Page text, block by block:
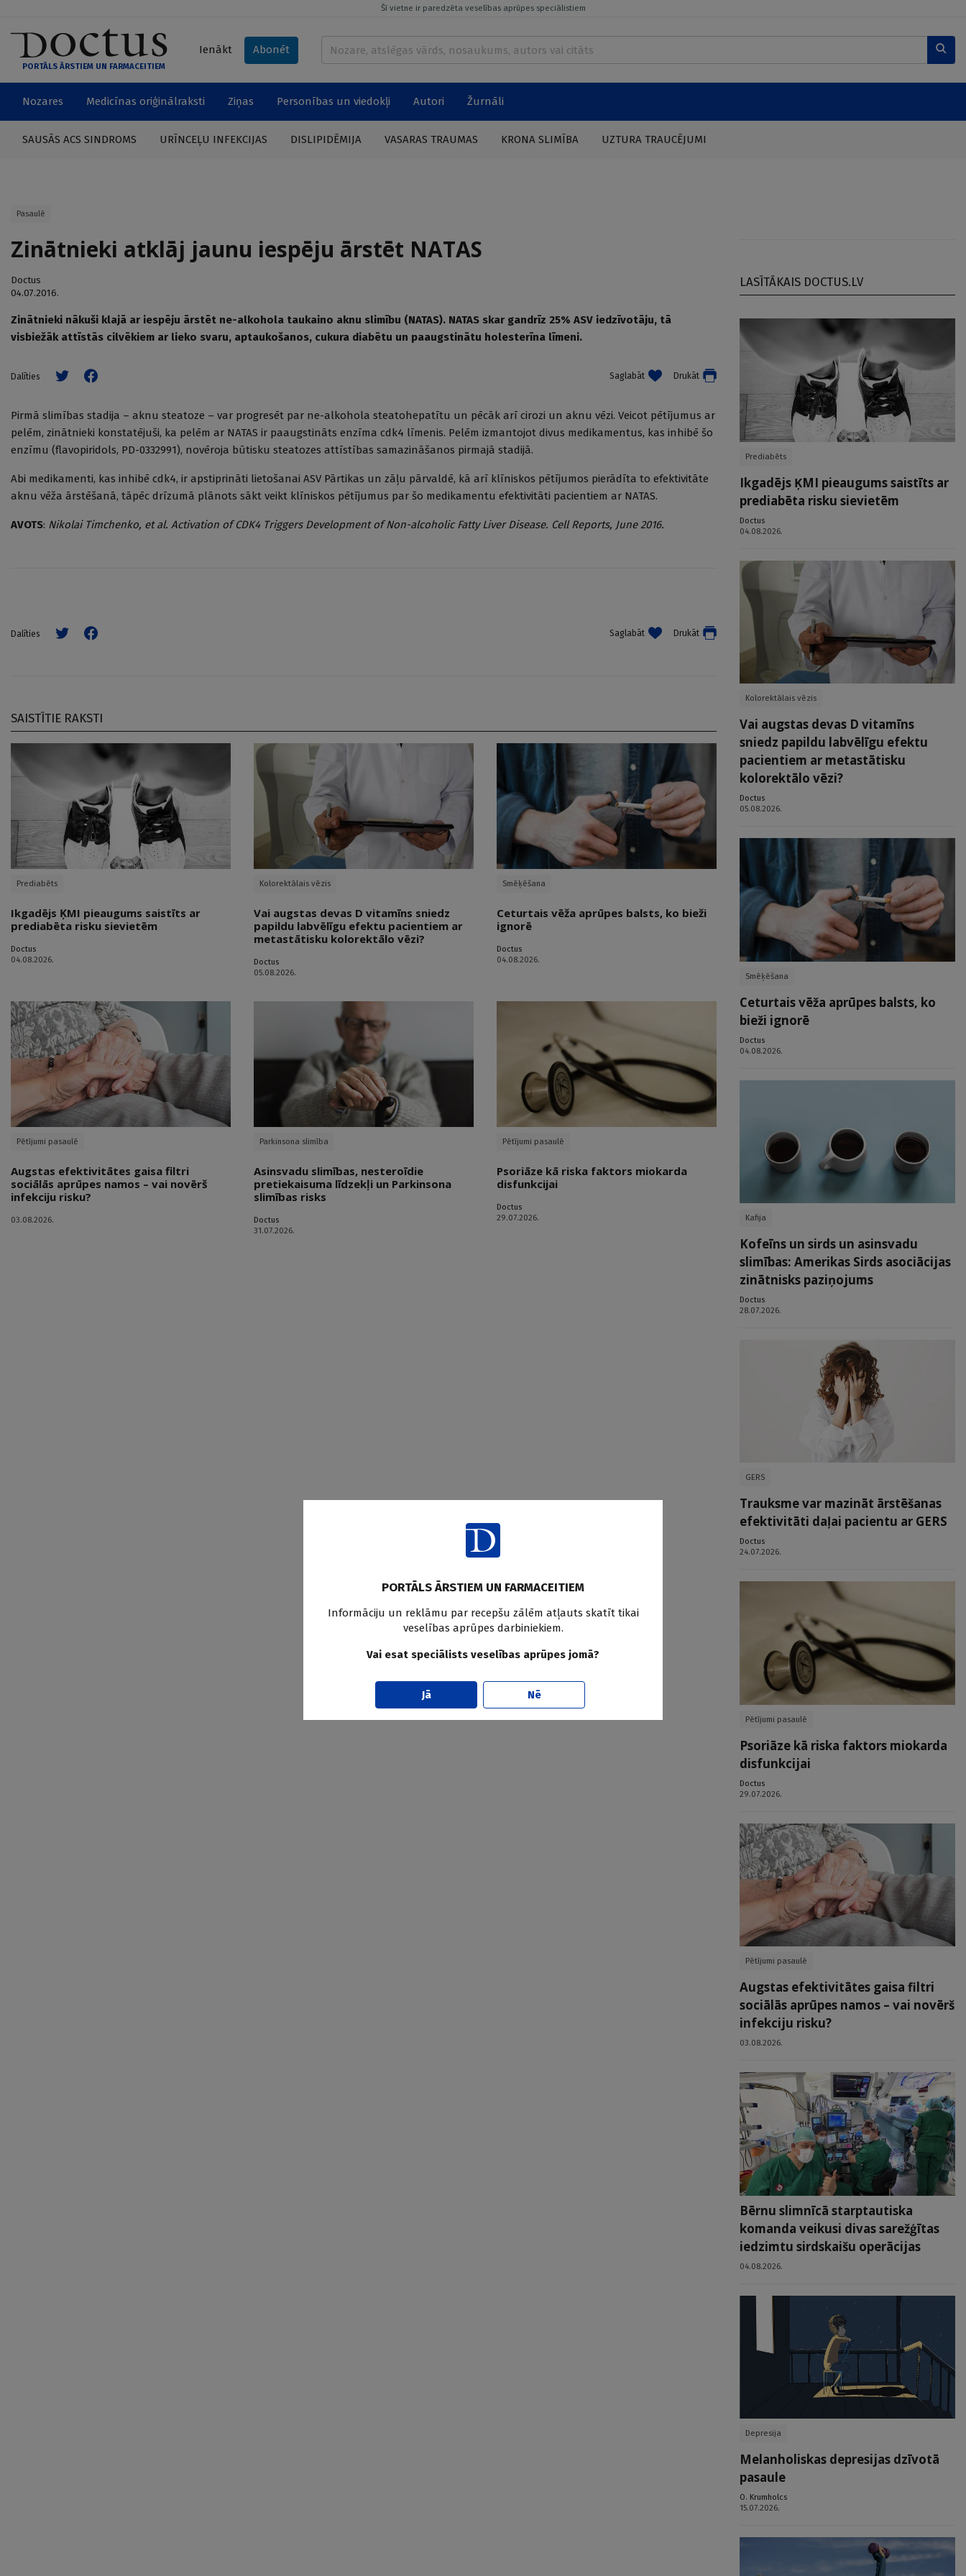
Šī vietne ir paredzēta veselības aprūpes speciālistiem
PORTĀLS ĀRSTIEM UN FARMACEITIEM
Ienākt Abonēt
Nozares Medicīnas oriģinālraksti Ziņas Personības un viedokļi Autori Žurnāli
SAUSĀS ACS SINDROMS URĪNCEĻU INFEKCIJAS DISLIPIDĒMIJA VASARAS TRAUMAS KRONA SLIMĪBA UZTURA TRAUCĒJUMI
Pasaulē
Zinātnieki atklāj jaunu iespēju ārstēt NATAS
Doctus
04.07.2016.
Zinātnieki nākuši klajā ar iespēju ārstēt ne-alkohola taukaino aknu slimību (NATAS). NATAS skar gandrīz 25% ASV iedzīvotāju, tā
visbiežāk attīstās cilvēkiem ar lieko svaru, aptaukošanos, cukura diabētu un paaugstinātu holesterīna līmeni.
Dalīties Saglabāt Drukāt
Pirmā slimības stadija – aknu steatoze – var progresēt par ne-alkohola steatohepatītu un pēcāk arī cirozi un aknu vēzi. Veicot pētījumus ar
pelēm, zinātnieki konstatējuši, ka pelēm ar NATAS ir paaugstināts enzīma cdk4 līmenis. Pelēm izmantojot divus medikamentus, kas inhibē šo
enzīmu (flavopiridols, PD-0332991), novēroja būtisku steatozes attīstības samazināšanos pirmajā stadijā.
Abi medikamenti, kas inhibē cdk4, ir apstiprināti lietošanai ASV Pārtikas un zāļu pārvaldē, kā arī klīniskos pētījumos pierādīta to efektivitāte
aknu vēža ārstēšanā, tāpēc drīzumā plānots sākt veikt klīniskos pētījumus par šo medikamentu efektivitāti pacientiem ar NATAS.
AVOTS: Nikolai Timchenko, et al. Activation of CDK4 Triggers Development of Non-alcoholic Fatty Liver Disease. Cell Reports, June 2016.
Dalīties Saglabāt Drukāt
SAISTĪTIE RAKSTI
Prediabēts
Ikgadējs ĶMI pieaugums saistīts ar
prediabēta risku sievietēm
Doctus
04.08.2026.
Kolorektālais vēzis
Vai augstas devas D vitamīns sniedz
papildu labvēlīgu efektu pacientiem ar
metastātisku kolorektālo vēzi?
Doctus
05.08.2026.
Smēķēšana
Ceturtais vēža aprūpes balsts, ko bieži
ignorē
Doctus
04.08.2026.
Pētījumi pasaulē
Augstas efektivitātes gaisa filtri
sociālās aprūpes namos – vai novērš
infekciju risku?
03.08.2026.
Parkinsona slimība
Asinsvadu slimības, nesteroīdie
pretiekaisuma līdzekļi un Parkinsona
slimības risks
Doctus
31.07.2026.
Pētījumi pasaulē
Psoriāze kā riska faktors miokarda
disfunkcijai
Doctus
29.07.2026.
LASĪTĀKAIS DOCTUS.LV
Prediabēts
Ikgadējs ĶMI pieaugums saistīts ar
prediabēta risku sievietēm
Doctus
04.08.2026.
Kolorektālais vēzis
Vai augstas devas D vitamīns
sniedz papildu labvēlīgu efektu
pacientiem ar metastātisku
kolorektālo vēzi?
Doctus
05.08.2026.
Smēķēšana
Ceturtais vēža aprūpes balsts, ko
bieži ignorē
Doctus
04.08.2026.
Kafija
Kofeīns un sirds un asinsvadu
slimības: Amerikas Sirds asociācijas
zinātnisks paziņojums
Doctus
28.07.2026.
GERS
Trauksme var mazināt ārstēšanas
efektivitāti daļai pacientu ar GERS
Doctus
24.07.2026.
Pētījumi pasaulē
Psoriāze kā riska faktors miokarda
disfunkcijai
Doctus
29.07.2026.
Pētījumi pasaulē
Augstas efektivitātes gaisa filtri
sociālās aprūpes namos – vai novērš
infekciju risku?
03.08.2026.
Bērnu slimnīcā starptautiska
komanda veikusi divas sarežģītas
iedzimtu sirdskaišu operācijas
04.08.2026.
Depresija
Melanholiskas depresijas dzīvotā
pasaule
O. Krumholcs
15.07.2026.
PORTĀLS ĀRSTIEM UN FARMACEITIEM
Informāciju un reklāmu par recepšu zālēm atļauts skatīt tikai
veselības aprūpes darbiniekiem.
Vai esat speciālists veselības aprūpes jomā?
Jā Nē